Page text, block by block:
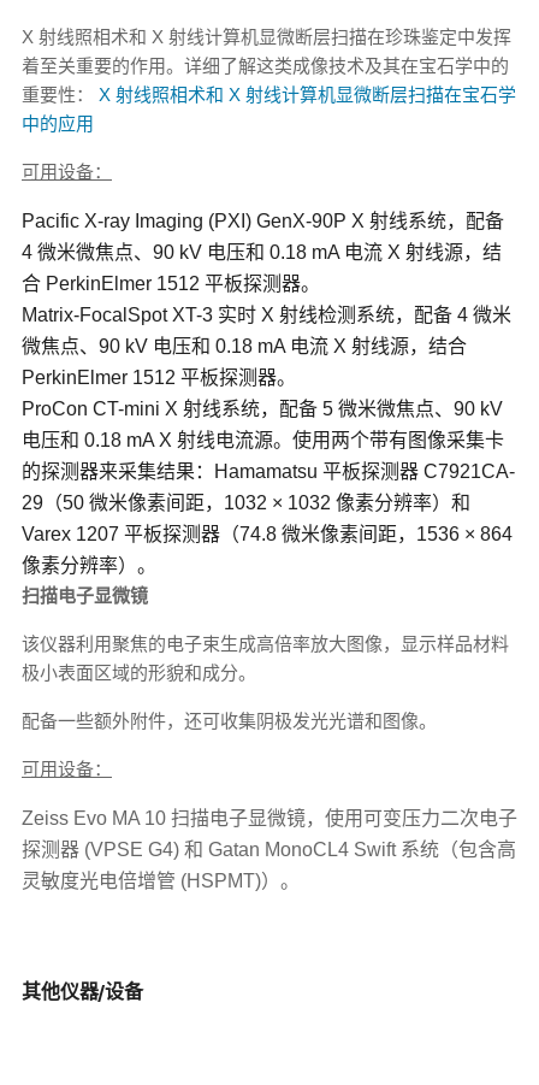
X 射线照相术和 X 射线计算机显微断层扫描在珍珠鉴定中发挥
着至关重要的作用。详细了解这类成像技术及其在宝石学中的
重要性： X 射线照相术和 X 射线计算机显微断层扫描在宝石学
中的应用
可用设备：
Pacific X-ray Imaging (PXI) GenX-90P X 射线系统，配备
4 微米微焦点、90 kV 电压和 0.18 mA 电流 X 射线源，结
合 PerkinElmer 1512 平板探测器。
Matrix-FocalSpot XT-3 实时 X 射线检测系统，配备 4 微米
微焦点、90 kV 电压和 0.18 mA 电流 X 射线源，结合
PerkinElmer 1512 平板探测器。
ProCon CT-mini X 射线系统，配备 5 微米微焦点、90 kV
电压和 0.18 mA X 射线电流源。使用两个带有图像采集卡
的探测器来采集结果：Hamamatsu 平板探测器 C7921CA-
29（50 微米像素间距，1032 × 1032 像素分辨率）和
Varex 1207 平板探测器（74.8 微米像素间距，1536 × 864
像素分辨率）。
扫描电子显微镜
该仪器利用聚焦的电子束生成高倍率放大图像，显示样品材料
极小表面区域的形貌和成分。
配备一些额外附件，还可收集阴极发光光谱和图像。
可用设备：
Zeiss Evo MA 10 扫描电子显微镜，使用可变压力二次电子
探测器 (VPSE G4) 和 Gatan MonoCL4 Swift 系统（包含高
灵敏度光电倍增管 (HSPMT)）。
其他仪器/设备